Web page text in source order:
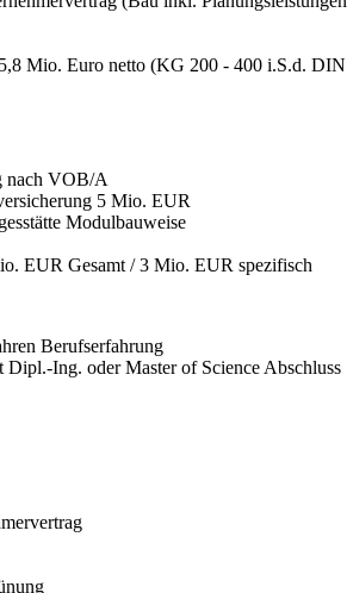
Mio. Euro netto (KG 200 - 400 i.S.d.
nach VOB/A
5 Mio. EUR
Modulbauweise
EUR Gesamt / 3 Mio. EUR spezifisch
Berufserfahrung
Ing. oder Master of Science Abschluss